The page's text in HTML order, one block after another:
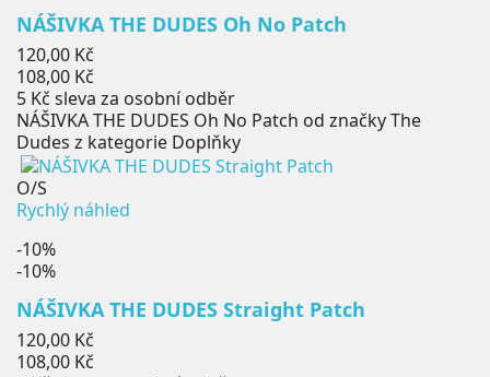
NÁŠIVKA THE DUDES Oh No Patch
Běžná
cena
120,00 Kč
Cena
108,00 Kč
5 Kč sleva za osobní odběr
NÁŠIVKA THE DUDES Oh No Patch od značky The
Dudes z kategorie Doplňky
O/S
Rychlý náhled
-10%
-10%
NÁŠIVKA THE DUDES Straight Patch
Běžná
cena
120,00 Kč
Cena
108,00 Kč